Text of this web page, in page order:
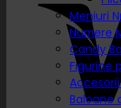
Meniuri
Numere
Candy
Figurine
Baloane